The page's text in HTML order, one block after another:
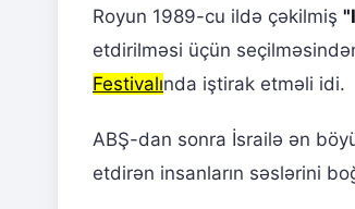
Royun 1989-cu ildə çəkilmiş
etdirilməsi üçün
Festivalında iştirak etməli idi.
ABŞ-dan sonra İsrailə ən
etdirən insanların səslərini